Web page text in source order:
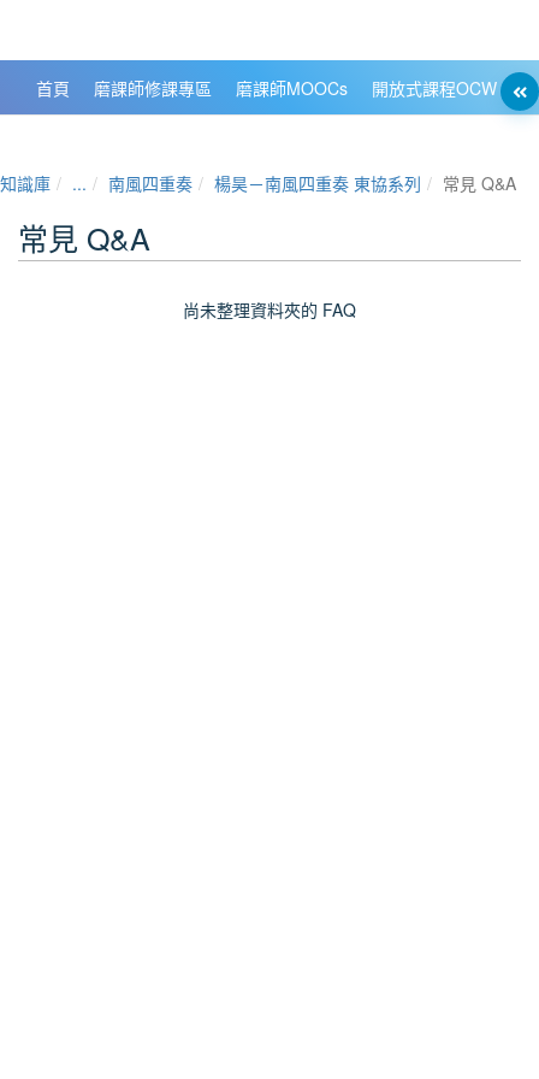
首頁 磨課師修課專區 磨課師MOOCs 開放式課程OCW
知識庫 ... 南風四重奏 楊昊－南風四重奏 東協系列 常見 Q&A
常見 Q&A
尚未整理資料夾的 FAQ